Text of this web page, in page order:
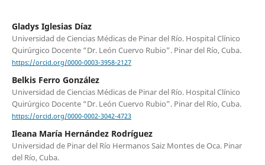
Gladys Iglesias Díaz
Universidad de Ciencias Médicas de Pinar del Río. Hospital Clínico
Quirúrgico Docente “Dr. León Cuervo Rubio”. Pinar del Río, Cuba.
https://orcid.org/0000-0003-3958-2127
Belkis Ferro González
Universidad de Ciencias Médicas de Pinar del Río. Hospital Clínico
Quirúrgico Docente “Dr. León Cuervo Rubio”. Pinar del Río, Cuba.
https://orcid.org/0000-0002-3042-4723
Ileana María Hernández Rodríguez
Universidad de Pinar del Río Hermanos Saiz Montes de Oca. Pinar
del Río, Cuba.